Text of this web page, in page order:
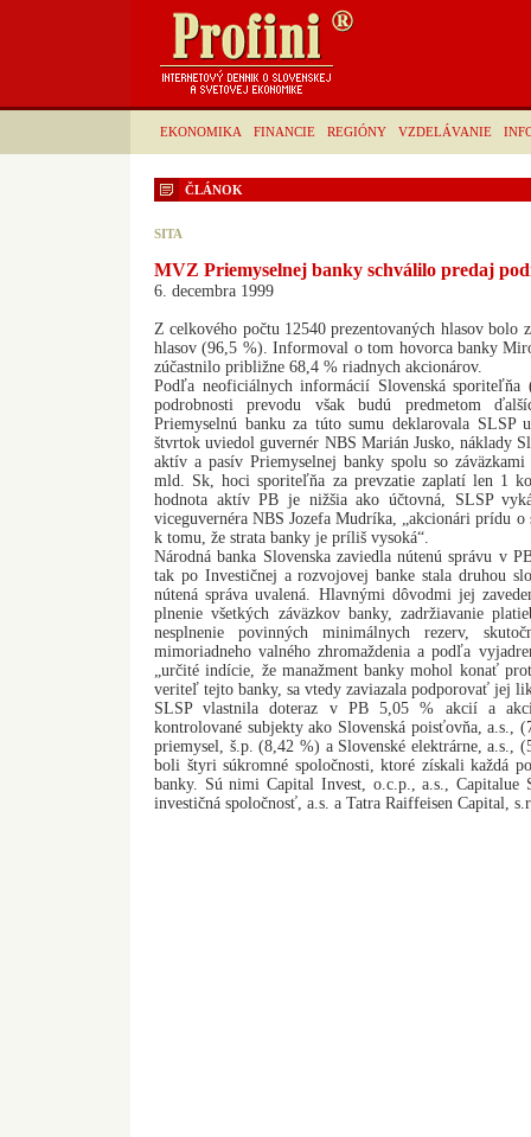
EKONOMIKA FINANCIE REGIÓNY VZDELÁVANIE
ČLÁNOK
SITA
MVZ Priemyselnej banky schválilo predaj
6. decembra 1999
Z celkového počtu 12540 prezentovaných hlasov bolo
hlasov (96,5 %). Informoval o tom hovorca banky
zúčastnilo približne 68,4 % riadnych akcionárov.
Podľa neoficiálnych informácií Slovenská
podrobnosti prevodu však budú predmetom
Priemyselnú banku za túto sumu deklarovala
štvrtok uviedol guvernér NBS Marián Jusko, náklady
aktív a pasív Priemyselnej banky spolu so záväzkami
mld. Sk, hoci sporiteľňa za prevzatie zaplatí len 1
hodnota aktív PB je nižšia ako účtovná, SLSP
viceguvernéra NBS Jozefa Mudríka, „akcionári prídu
k tomu, že strata banky je príliš vysoká“.
Národná banka Slovenska zaviedla nútenú správu v
tak po Investičnej a rozvojovej banke stala druhou
nútená správa uvalená. Hlavnými dôvodmi jej
plnenie všetkých záväzkov banky, zadržiavanie
nesplnenie povinných minimálnych rezerv,
mimoriadneho valného zhromaždenia a podľa
„určité indície, že manažment banky mohol konať
veriteľ tejto banky, sa vtedy zaviazala podporovať jej
SLSP vlastnila doteraz v PB 5,05 % akcií a
kontrolované subjekty ako Slovenská poisťovňa, a.s.,
priemysel, š.p. (8,42 %) a Slovenské elektrárne, a.s.,
boli štyri súkromné spoločnosti, ktoré získali každá
banky. Sú nimi Capital Invest, o.c.p., a.s., Capitalue
investičná spoločnosť, a.s. a Tatra Raiffeisen Capital,